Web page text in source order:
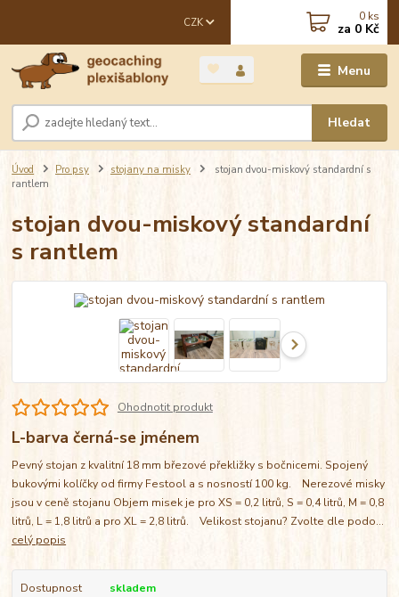
Menu
CZK
Hledat
0 ks
za 0 Kč
Úvod Pro psy stojany na misky
stojan dvou-miskový standardní s
rantlem
stojan dvou-miskový standardní
s rantlem
Ohodnotit produkt
L-barva černá-se jménem
Pevný stojan z kvalitní 18 mm březové překližky s bočnicemi. Spojený
bukovými kolíčky od firmy Festool a s nosností 100 kg. Nerezové misky
jsou v ceně stojanu Objem misek je pro XS = 0,2 litrů, S = 0,4 litrů, M = 0,8
litrů, L = 1,8 litrů a pro XL = 2,8 litrů. Velikost stojanu? Zvolte dle podo...
celý popis
Dostupnost
skladem